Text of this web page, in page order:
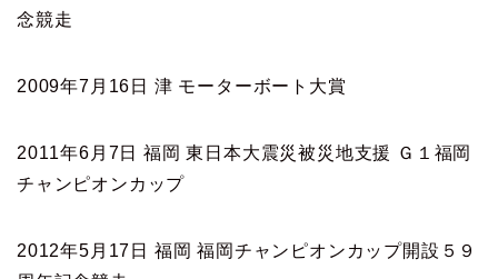
念競走
2009年7月16日 津 モーターボート大賞
2011年6月7日 福岡 東日本大震災被災地支援 Ｇ１福岡
チャンピオンカップ
2012年5月17日 福岡 福岡チャンピオンカップ開設５９